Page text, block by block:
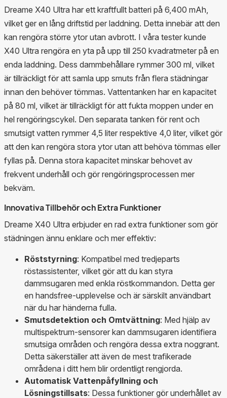
Dreame X40 Ultra har ett kraftfullt batteri på 6,400 mAh,
vilket ger en lång driftstid per laddning. Detta innebär att den
kan rengöra större ytor utan avbrott. I våra tester kunde
X40 Ultra rengöra en yta på upp till 250 kvadratmeter på en
enda laddning. Dess dammbehållare rymmer 300 ml, vilket
är tillräckligt för att samla upp smuts från flera städningar
innan den behöver tömmas. Vattentanken har en kapacitet
på 80 ml, vilket är tillräckligt för att fukta moppen under en
hel rengöringscykel. Den separata tanken för rent och
smutsigt vatten rymmer 4,5 liter respektive 4,0 liter, vilket gör
att den kan rengöra stora ytor utan att behöva tömmas eller
fyllas på. Denna stora kapacitet minskar behovet av
frekvent underhåll och gör rengöringsprocessen mer
bekväm.
Innovativa Tillbehör och Extra Funktioner
Dreame X40 Ultra erbjuder en rad extra funktioner som gör
städningen ännu enklare och mer effektiv:
Röststyrning: Kompatibel med tredjeparts
röstassistenter, vilket gör att du kan styra
dammsugaren med enkla röstkommandon. Detta ger
en handsfree-upplevelse och är särskilt användbart
när du har händerna fulla.
Smutsdetektion och Omtvättning: Med hjälp av
multispektrum-sensorer kan dammsugaren identifiera
smutsiga områden och rengöra dessa extra noggrant.
Detta säkerställer att även de mest trafikerade
områdena i ditt hem blir ordentligt rengjorda.
Automatisk Vattenpåfyllning och
Lösningstillsats: Dessa funktioner gör underhållet av